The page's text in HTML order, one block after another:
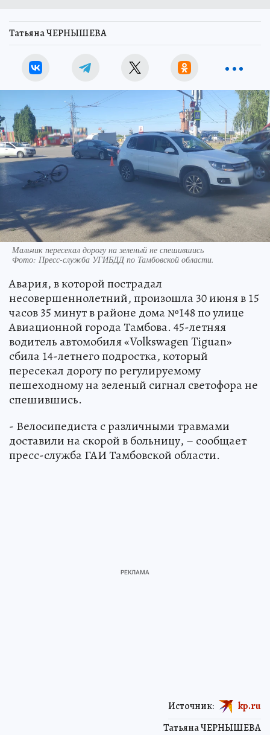
Татьяна ЧЕРНЫШЕВА
Мальчик пересекал дорогу на зеленый не спешившись
Фото: Пресс-служба УГИБДД по Тамбовской области.
Авария, в которой пострадал
несовершеннолетний, произошла 30 июня в 15
часов 35 минут в районе дома №148 по улице
Авиационной города Тамбова. 45-летняя
водитель автомобиля «Volkswagen Tiguan»
сбила 14-летнего подростка, который
пересекал дорогу по регулируемому
пешеходному на зеленый сигнал светофора не
спешившись.
- Велосипедиста с различными травмами
доставили на скорой в больницу, – сообщает
пресс-служба ГАИ Тамбовской области.
Татьяна ЧЕРНЫШЕВА
Источник: kp.ru